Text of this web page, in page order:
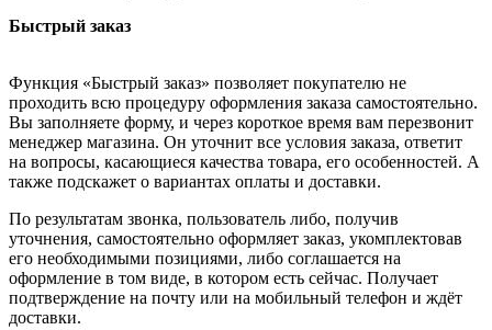
Быстрый заказ
Функция «Быстрый заказ» позволяет покупателю не
проходить всю процедуру оформления заказа самостоятельно.
Вы заполняете форму, и через короткое время вам перезвонит
менеджер магазина. Он уточнит все условия заказа, ответит
на вопросы, касающиеся качества товара, его особенностей. А
также подскажет о вариантах оплаты и доставки.
По результатам звонка, пользователь либо, получив
уточнения, самостоятельно оформляет заказ, укомплектовав
его необходимыми позициями, либо соглашается на
оформление в том виде, в котором есть сейчас. Получает
подтверждение на почту или на мобильный телефон и ждёт
доставки.